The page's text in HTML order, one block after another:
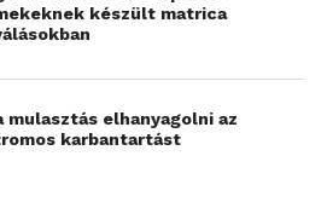
készült matrica
mulasztás elhanyagolni az
karbantartást